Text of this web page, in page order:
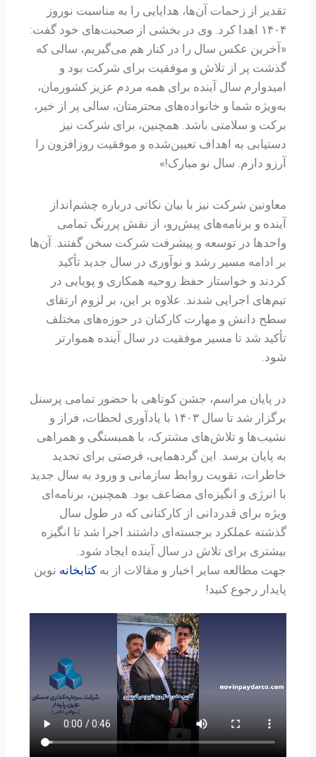
تقدیر از زحمات آن‌ها، هدایایی را به مناسبت نوروز
۱۴۰۴ اهدا کرد. وی در بخشی از صحبت‌های خود گفت:
«آخرین عکس سال را در کنار هم می‌گیریم، سالی که
گذشت پر از تلاش و موفقیت برای شرکت بود و
امیدوارم سال آینده برای همه مردم عزیز کشورمان،
به‌ویژه شما و خانواده‌های محترمتان، سالی پر از خیر،
برکت و سلامتی باشد. همچنین، برای شرکت نیز
دستیابی به اهداف تعیین‌شده و موفقیت روزافزون را
آرزو دارم. سال نو مبارک!»
معاونین شرکت نیز با بیان نکاتی درباره چشم‌انداز
آینده و برنامه‌های پیش‌رو، از نقش پررنگ تمامی
واحدها در توسعه و پیشرفت شرکت سخن گفتند. آن‌ها
بر ادامه مسیر رشد و نوآوری در سال جدید تأکید
کردند و خواستار حفظ روحیه همکاری و پویایی در
تیم‌های اجرایی شدند. علاوه بر این، بر لزوم ارتقای
سطح دانش و مهارت کارکنان در حوزه‌های مختلف
تأکید شد تا مسیر موفقیت در سال آینده هموارتر
شود.
در پایان مراسم، جشن کوتاهی با حضور تمامی پرسنل
برگزار شد تا سال ۱۴۰۳ با یادآوری لحظات، فراز و
نشیب‌ها و تلاش‌های مشترک، با همبستگی و همراهی
به پایان برسد. این گردهمایی، فرصتی برای تجدید
خاطرات، تقویت روابط سازمانی و ورود به سال جدید
با انرژی و انگیزه‌ای مضاعف بود. همچنین، برنامه‌ای
ویژه برای قدردانی از کارکنانی که در طول سال
گذشته عملکرد برجسته‌ای داشتند اجرا شد تا انگیزه
بیشتری برای تلاش در سال آینده ایجاد شود.
جهت مطالعه سایر اخبار و مقالات از به کتابخانه نوین
پایدار رجوع کنید!